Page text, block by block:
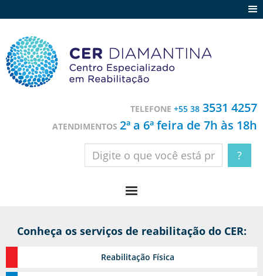
Contato
TELEFONE +55 38 3531 4257
ATENDIMENTOS 2ª a 6ª feira de 7h às 18h
Conheça os serviços de reabilitação do CER:
Reabilitação Física